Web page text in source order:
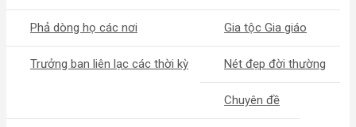
Phả dòng họ các nơi
Trưởng ban liên lạc các thời kỳ
Gia tộc Gia giáo
Nét đẹp đời thường
Chuyên đề